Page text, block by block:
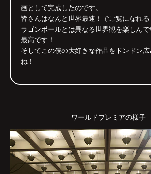
画として完成したのです。
皆さんはなんと世界最速！でご覧になれ
ラゴンボールとは異なる世界観を楽しん
最高です！
そしてこの僕の大好きな作品をドンドン
ね！
ワールドプレミアの様子